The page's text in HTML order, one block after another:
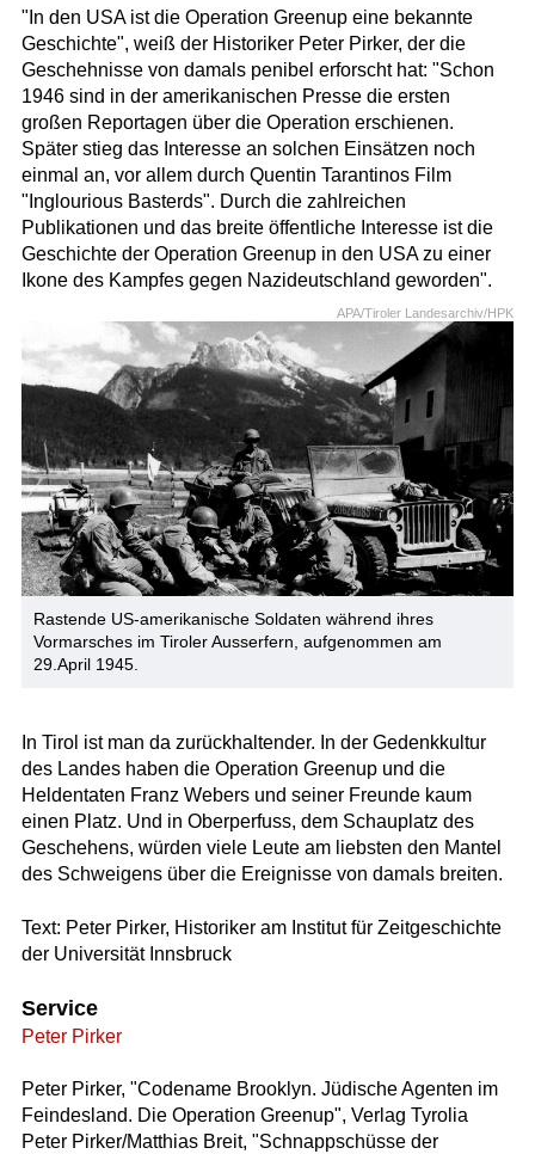
"In den USA ist die Operation Greenup eine bekannte
Geschichte", weiß der Historiker Peter Pirker, der die
Geschehnisse von damals penibel erforscht hat: "Schon
1946 sind in der amerikanischen Presse die ersten
großen Reportagen über die Operation erschienen.
Später stieg das Interesse an solchen Einsätzen noch
einmal an, vor allem durch Quentin Tarantinos Film
"Inglourious Basterds". Durch die zahlreichen
Publikationen und das breite öffentliche Interesse ist die
Geschichte der Operation Greenup in den USA zu einer
Ikone des Kampfes gegen Nazideutschland geworden".
Rastende US-amerikanische Soldaten während ihres
Vormarsches im Tiroler Ausserfern, aufgenommen am
29.April 1945.
APA/Tiroler Landesarchiv/HPK
In Tirol ist man da zurückhaltender. In der Gedenkkultur
des Landes haben die Operation Greenup und die
Heldentaten Franz Webers und seiner Freunde kaum
einen Platz. Und in Oberperfuss, dem Schauplatz des
Geschehens, würden viele Leute am liebsten den Mantel
des Schweigens über die Ereignisse von damals breiten.
Text: Peter Pirker, Historiker am Institut für Zeitgeschichte
der Universität Innsbruck
Service
Peter Pirker
Peter Pirker, "Codename Brooklyn. Jüdische Agenten im
Feindesland. Die Operation Greenup", Verlag Tyrolia
Peter Pirker/Matthias Breit, "Schnappschüsse der